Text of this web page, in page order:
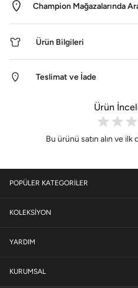
Champion Mağazalarında
Ürün Bilgileri
Teslimat ve İade
Ürün
Bu ürünü satın alın ve
POPÜLER KATEGORİLER
KOLEKSİYON
YARDIM
KURUMSAL